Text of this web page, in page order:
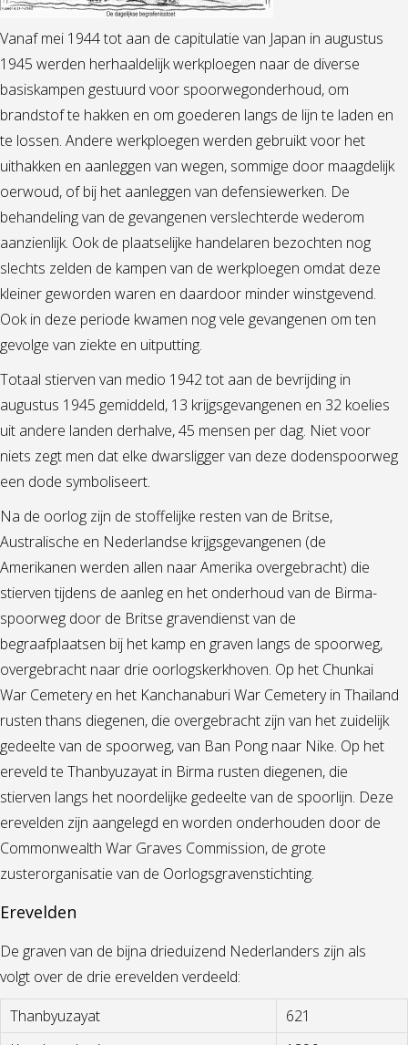
Vanaf mei 1944 tot aan de capitulatie van Japan in augustus
1945 werden herhaaldelijk werkploegen naar de diverse
basiskampen gestuurd voor spoorwegonderhoud, om
brandstof te hakken en om goederen langs de lijn te laden en
te lossen. Andere werkploegen werden gebruikt voor het
uithakken en aanleggen van wegen, sommige door maagdelijk
oerwoud, of bij het aanleggen van defensiewerken. De
behandeling van de gevangenen verslechterde wederom
aanzienlijk. Ook de plaatselijke handelaren bezochten nog
slechts zelden de kampen van de werkploegen omdat deze
kleiner geworden waren en daardoor minder winstgevend.
Ook in deze periode kwamen nog vele gevangenen om ten
gevolge van ziekte en uitputting.
Totaal stierven van medio 1942 tot aan de bevrijding in
augustus 1945 gemiddeld, 13 krijgsgevangenen en 32 koelies
uit andere landen derhalve, 45 mensen per dag. Niet voor
niets zegt men dat elke dwarsligger van deze dodenspoorweg
een dode symboliseert.
Na de oorlog zijn de stoffelijke resten van de Britse,
Australische en Nederlandse krijgsgevangenen (de
Amerikanen werden allen naar Amerika overgebracht) die
stierven tijdens de aanleg en het onderhoud van de Birma-
spoorweg door de Britse gravendienst van de
begraafplaatsen bij het kamp en graven langs de spoorweg,
overgebracht naar drie oorlogskerkhoven. Op het Chunkai
War Cemetery en het Kanchanaburi War Cemetery in Thailand
rusten thans diegenen, die overgebracht zijn van het zuidelijk
gedeelte van de spoorweg, van Ban Pong naar Nike. Op het
ereveld te Thanbyuzayat in Birma rusten diegenen, die
stierven langs het noordelijke gedeelte van de spoorlijn. Deze
erevelden zijn aangelegd en worden onderhouden door de
Commonwealth War Graves Commission, de grote
zusterorganisatie van de Oorlogsgravenstichting.
Erevelden
De graven van de bijna drieduizend Nederlanders zijn als
volgt over de drie erevelden verdeeld:
Thanbyuzayat
621